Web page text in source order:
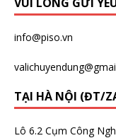
info@piso.vn
TẠI HÀ NỘI (ĐT/
Lô 6.2 Cụm Công